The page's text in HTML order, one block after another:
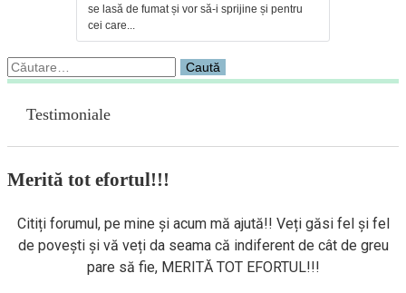
se lasă de fumat și vor să-i sprijine și pentru
cei care...
Caută
Testimoniale
Merită tot efortul!!!
Citiți forumul, pe mine și acum mă ajută!! Veți găsi fel și fel
de povești și vă veți da seama că indiferent de cât de greu
pare să fie, MERITĂ TOT EFORTUL!!!